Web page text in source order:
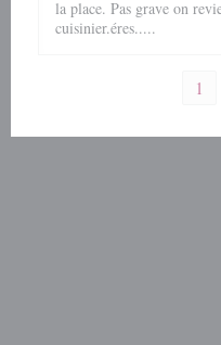
la place. Pas grave on
cuisinier.éres.....
1